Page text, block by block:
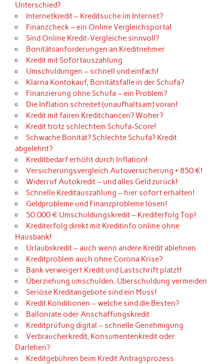
Unterschied?
Internetkredit – Kreditsuche im Internet?
Finanzcheck – ein Online Vergleichsportal
Sind Online Kredit-Vergleiche sinnvoll?
Bonitätsanforderungen an Kreditnehmer
Kredit mit Sofortauszahlung
Umschuldungen – schnell und einfach!
Klarna Kontokauf, Bonitätsfalle in der Schufa?
Finanzierung ohne Schufa – ein Problem?
Die Inflation schreitet (unaufhaltsam) voran!
Kredit mit fairen Kreditchancen? Woher?
Kredit trotz schlechtem Schufa-Score!
Schwache Bonität? Schlechte Schufa? Kredit
abgelehnt?
Kreditbedarf erhöht durch Inflation!
Versicherungsvergleich Autoversicherung + 850 €!
Widerruf Autokredit – und alles Geld zurück!
Schnelle Kreditauszahlung – hier sofort erhalten!
Geldprobleme und Finanzprobleme lösen!
50.000 € Umschuldungskredit – Krediterfolg Top!
Krediterfolg direkt mit Kreditinfo online ohne
Hausbank!
Urlaubskredit – auch wenn andere Kredit ablehnen
Kreditproblem auch ohne Corona Krise?
Bank verweigert Kredit und Lastschrift platzt!
Überziehung umschulden. Überschuldung vermeiden
Seriöse Kreditangebote sind ein Muss!
Kredit Konditionen – welche sind die Besten?
Ballonrate oder Anschaffungskredit
Kreditprüfung digital – schnelle Genehmigung
Verbraucherkredit, Konsumentenkredit oder
Darlehen?
Kreditgebühren beim Kredit Antragsprozess